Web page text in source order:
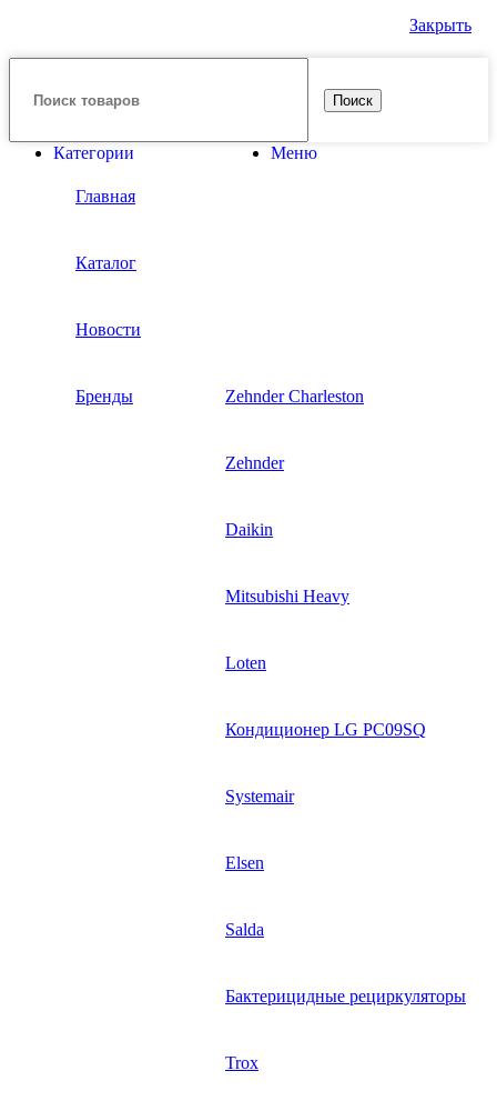
Закрыть
Поиск
Меню
Категории
Главная
Каталог
Новости
Бренды Zehnder Charleston
Zehnder
Daikin
Mitsubishi Heavy
Loten
Кондиционер LG PC09SQ
Systemair
Elsen
Salda
Бактерицидные рециркуляторы
Trox